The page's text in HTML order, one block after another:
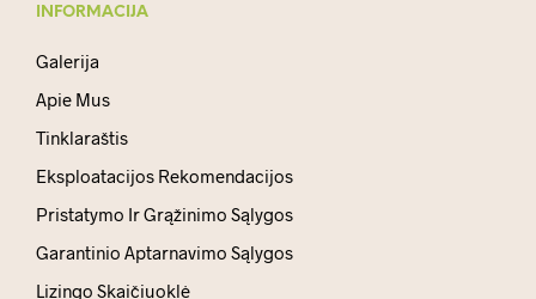
INFORMACIJA
Galerija
Apie Mus
Tinklaraštis
Eksploatacijos Rekomendacijos
Pristatymo Ir Grąžinimo Sąlygos
Garantinio Aptarnavimo Sąlygos
Lizingo Skaičiuoklė